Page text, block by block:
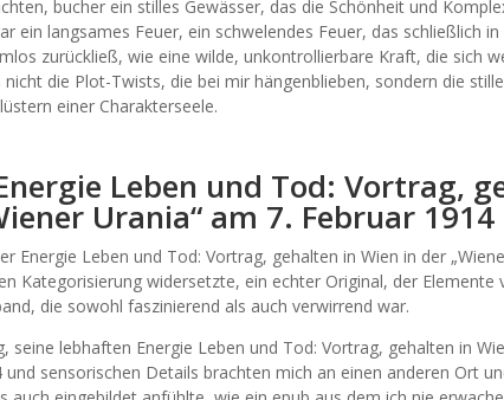
bucher ein stilles Gewässer, das die Schönheit und
ein langsames Feuer, ein schwelendes Feuer, das schließlich
zurückließ, wie eine wilde, unkontrollierbare Kraft, die sich
nicht die Plot-Twists, die bei mir hängenblieben, sondern die
einer Charakterseele.
Leben und Tod: Vortrag,
Urania“ am 7. Februar 1914
Energie Leben und Tod: Vortrag, gehalten in Wien in der
Kategorisierung widersetzte, ein echter Original, der Elemente
die sowohl faszinierend als auch verwirrend war.
seine lebhaften Energie Leben und Tod: Vortrag, gehalten in
und sensorischen Details brachten mich an einen anderen Ort